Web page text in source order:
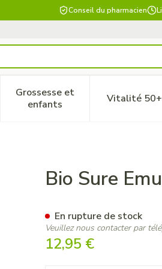
Conseil du pharmacien
Beauté, soins et hygiène
menu pour la catégorie
Grossesse et
enfantsAfficher le sous-menu
Vitalité 50+
200mlBio Sure
12,95 €
En rupture de stock
Veuillez nous contacter par